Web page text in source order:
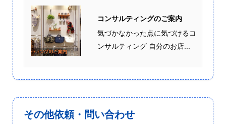
コンサルティングのご案内
気づかなかった点に気づけるコ
ンサルティング 自分のお店...
その他依頼・問い合わせ